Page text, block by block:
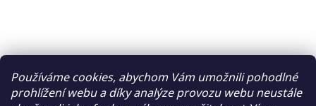
Používáme cookies, abychom Vám umožnili pohodlné
prohlížení webu a díky analýze provozu webu neustále